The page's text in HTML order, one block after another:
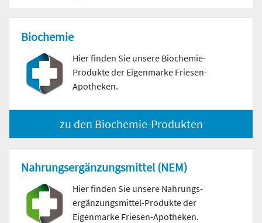
Biochemie
Hier finden Sie unsere Biochemie-
Produkte der Eigenmarke Friesen-
Apotheken.
zu den Biochemie-Produkten
Nahrungs­ergänzungs­mittel (NEM)
Hier finden Sie unsere Nahrungs­
ergänzungs­mittel-Produkte der
Eigenmarke Friesen-Apotheken.